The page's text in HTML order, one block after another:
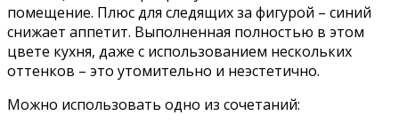
помещение. Плюс для следящих за фигурой – синий
снижает аппетит. Выполненная полностью в этом
цвете кухня, даже с использованием нескольких
оттенков – это утомительно и неэстетично.
Можно использовать одно из сочетаний: